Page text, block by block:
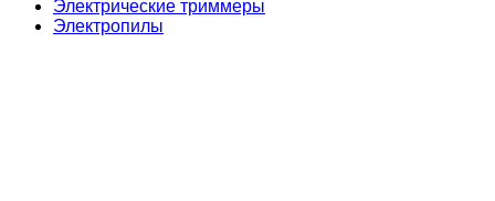
Электрические триммеры
Электропилы